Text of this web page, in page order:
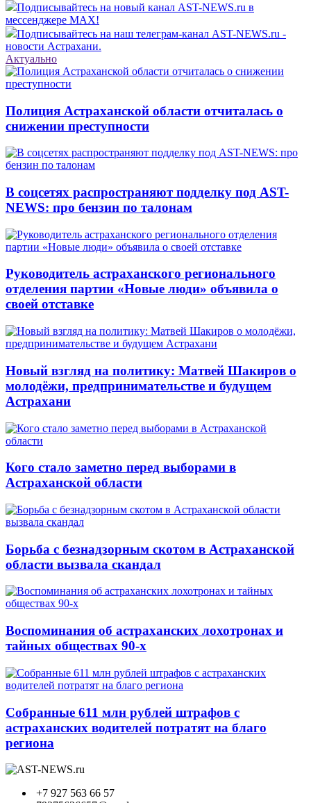
Подписывайтесь на новый канал AST-NEWS.ru в
мессенджере MAX!
Подписывайтесь на наш телеграм-канал AST-NEWS.ru -
новости Астрахани.
Актуально
Полиция Астраханской области отчиталась о
снижении преступности
В соцсетях распространяют подделку под AST-
NEWS: про бензин по талонам
Руководитель астраханского регионального
отделения партии «Новые люди» объявила о
своей отставке
Новый взгляд на политику: Матвей Шакиров о
молодёжи, предпринимательстве и будущем
Астрахани
Кого стало заметно перед выборами в
Астраханской области
Борьба с безнадзорным скотом в Астраханской
области вызвала скандал
Воспоминания об астраханских лохотронах и
тайных обществах 90-х
Собранные 611 млн рублей штрафов с
астраханских водителей потратят на благо
региона
+7 927 563 66 57